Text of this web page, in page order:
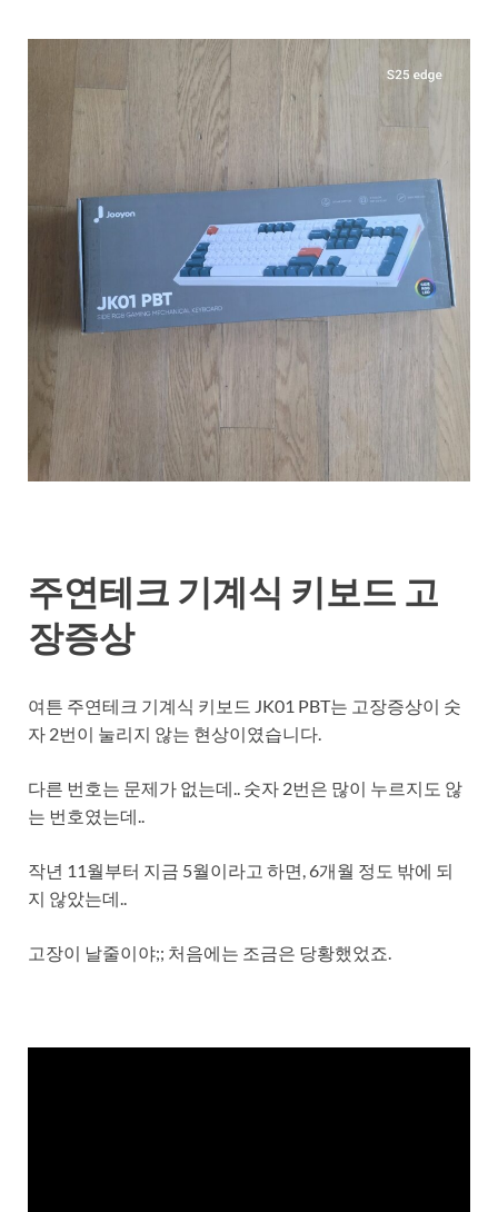
주연테크 기계식 키보드 고
장증상
여튼 주연테크 기계식 키보드 JK01 PBT는 고장증상이 숫
자 2번이 눌리지 않는 현상이였습니다.
다른 번호는 문제가 없는데.. 숫자 2번은 많이 누르지도 않
는 번호였는데..
작년 11월부터 지금 5월이라고 하면, 6개월 정도 밖에 되
지 않았는데..
고장이 날줄이야;; 처음에는 조금은 당황했었죠.